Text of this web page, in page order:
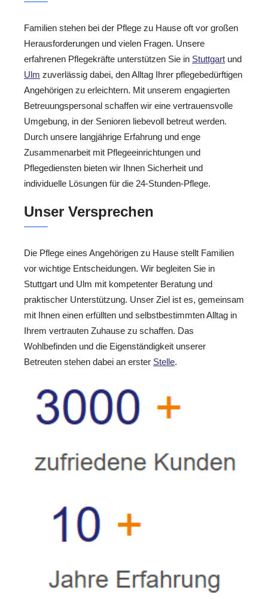
Familien stehen bei der Pflege zu Hause oft vor großen
Herausforderungen und vielen Fragen. Unsere
erfahrenen Pflegekräfte unterstützen Sie in Stuttgart und
Ulm zuverlässig dabei, den Alltag Ihrer pflegebedürftigen
Angehörigen zu erleichtern. Mit unserem engagierten
Betreuungspersonal schaffen wir eine vertrauensvolle
Umgebung, in der Senioren liebevoll betreut werden.
Durch unsere langjährige Erfahrung und enge
Zusammenarbeit mit Pflegeeinrichtungen und
Pflegediensten bieten wir Ihnen Sicherheit und
individuelle Lösungen für die 24-Stunden-Pflege.
Unser Versprechen
Die Pflege eines Angehörigen zu Hause stellt Familien
vor wichtige Entscheidungen. Wir begleiten Sie in
Stuttgart und Ulm mit kompetenter Beratung und
praktischer Unterstützung. Unser Ziel ist es, gemeinsam
mit Ihnen einen erfüllten und selbstbestimmten Alltag in
Ihrem vertrauten Zuhause zu schaffen. Das
Wohlbefinden und die Eigenständigkeit unserer
Betreuten stehen dabei an erster Stelle.